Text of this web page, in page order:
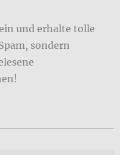
und erhalte tolle
sondern